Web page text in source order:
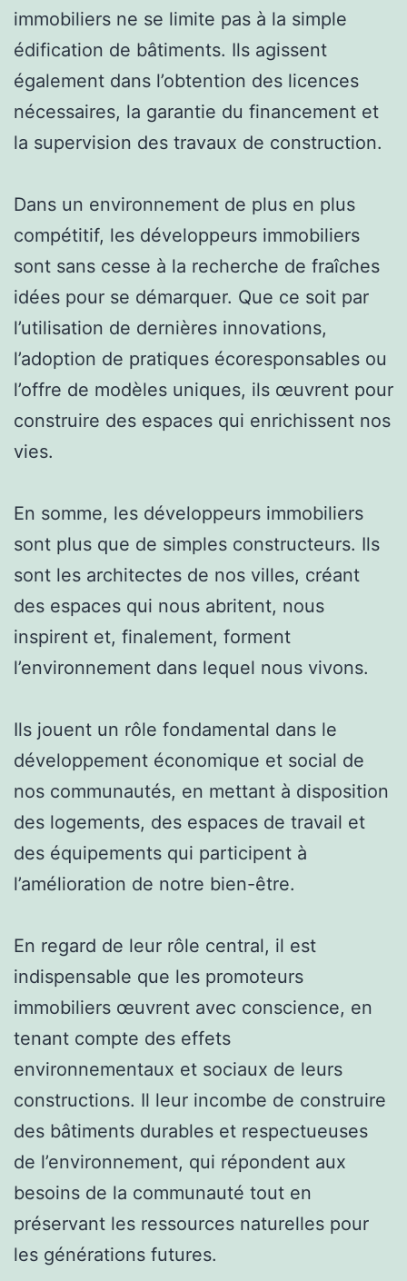
immobiliers ne se limite pas à la simple
édification de bâtiments. Ils agissent
également dans l’obtention des licences
nécessaires, la garantie du financement et
la supervision des travaux de construction.
Dans un environnement de plus en plus
compétitif, les développeurs immobiliers
sont sans cesse à la recherche de fraîches
idées pour se démarquer. Que ce soit par
l’utilisation de dernières innovations,
l’adoption de pratiques écoresponsables ou
l’offre de modèles uniques, ils œuvrent pour
construire des espaces qui enrichissent nos
vies.
En somme, les développeurs immobiliers
sont plus que de simples constructeurs. Ils
sont les architectes de nos villes, créant
des espaces qui nous abritent, nous
inspirent et, finalement, forment
l’environnement dans lequel nous vivons.
Ils jouent un rôle fondamental dans le
développement économique et social de
nos communautés, en mettant à disposition
des logements, des espaces de travail et
des équipements qui participent à
l’amélioration de notre bien-être.
En regard de leur rôle central, il est
indispensable que les promoteurs
immobiliers œuvrent avec conscience, en
tenant compte des effets
environnementaux et sociaux de leurs
constructions. Il leur incombe de construire
des bâtiments durables et respectueuses
de l’environnement, qui répondent aux
besoins de la communauté tout en
préservant les ressources naturelles pour
les générations futures.